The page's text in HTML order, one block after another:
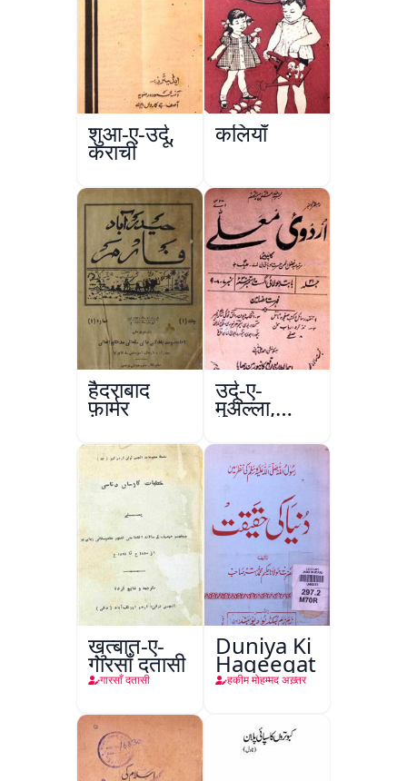
शुआ-ए-उर्दू,
कराची
कलियाँ
हैदराबाद
फ़ार्मर
उर्दू-ए-
मुअल्ला,
कानपुर
ख़ुत्बात-ए-
गारसाँ दतासी
गारसाँ दतासी
Duniya Ki
Haqeeqat
हकीम मोहम्मद अख़्तर